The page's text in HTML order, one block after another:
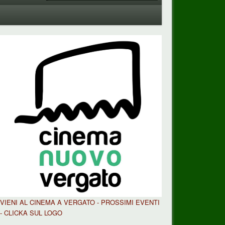
VIENI AL CINEMA A VERGATO - PROSSIMI EVENTI
- CLICKA SUL LOGO